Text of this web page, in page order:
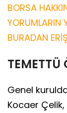
BORSA
YORUMLARIN
BURADAN
TEMETTÜ
Genel
Kocaer